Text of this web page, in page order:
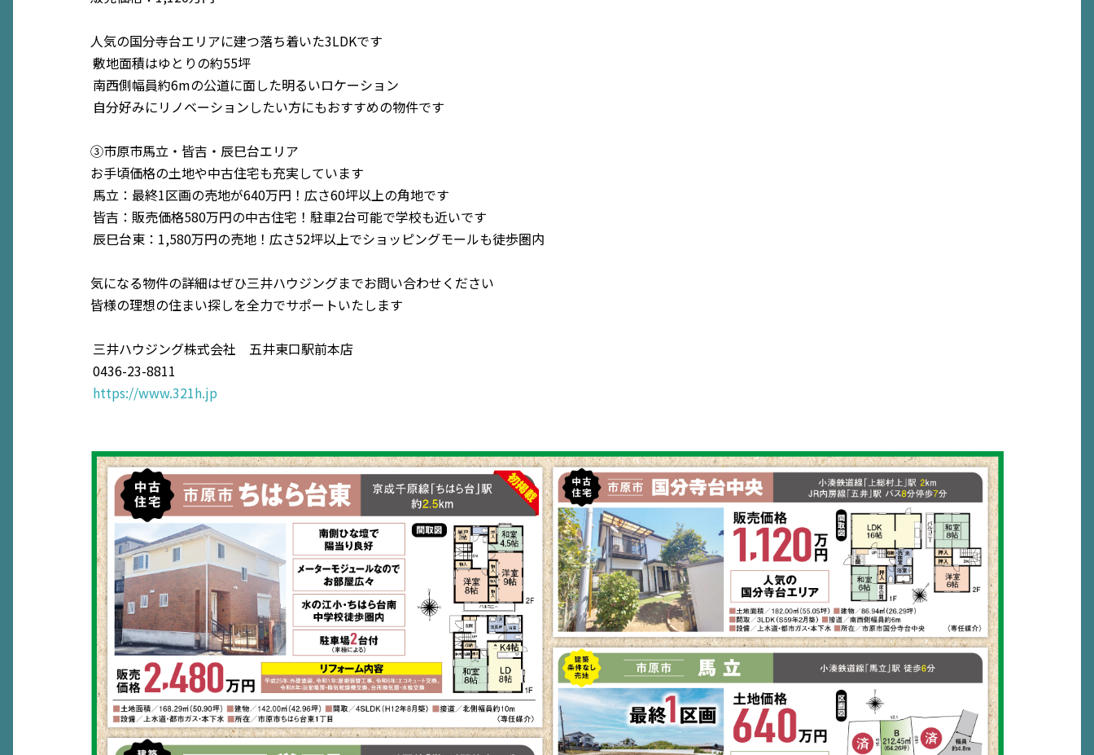
人気の国分寺台エリアに建つ落ち着いた3LDKです
敷地面積はゆとりの約55坪
南西側幅員約6mの公道に面した明るいロケーション
自分好みにリノベーションしたい方にもおすすめの物件です
③市原市馬立・皆吉・辰巳台エリア
お手頃価格の土地や中古住宅も充実しています
馬立：最終1区画の売地が640万円！広さ60坪以上の角地です
皆吉：販売価格580万円の中古住宅！駐車2台可能で学校も近いです
辰巳台東：1,580万円の売地！広さ52坪以上でショッピングモールも徒歩圏内
気になる物件の詳細はぜひ三井ハウジングまでお問い合わせください
皆様の理想の住まい探しを全力でサポートいたします
三井ハウジング株式会社 五井東口駅前本店
0436-23-8811
https://www.321h.jp